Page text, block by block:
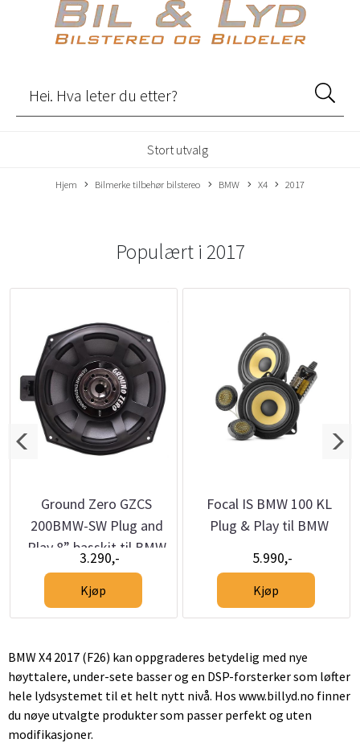
Stort utvalg
Hjem Bilmerke tilbehør bilstereo BMW X4 2017
Populært i 2017
Ground Zero GZCS
200BMW-SW Plug and
Play 8” basskit til BMW
3.290,-
Kjøp
Focal IS BMW 100 KL
Plug & Play til BMW
5.990,-
Kjøp
BMW X4 2017 (F26) kan oppgraderes betydelig med nye
høyttalere, under-sete basser og en DSP-forsterker som løfter
hele lydsystemet til et helt nytt nivå. Hos www.billyd.no finner
du nøye utvalgte produkter som passer perfekt og uten
modifikasjoner.